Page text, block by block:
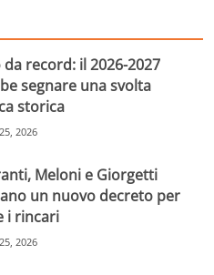
da record: il 2026-2027
segnare una svolta
storica
2026
Meloni e Giorgetti
un nuovo decreto per
i rincari
2026